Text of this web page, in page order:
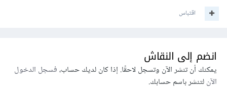
اقتباس
انضم إلى النقاش
يمكنك أن تنشر الآن وتسجل لاحقًا. إذا كان لديك حساب،فسجل الدخول
الآنلتنشر باسم حسابك.